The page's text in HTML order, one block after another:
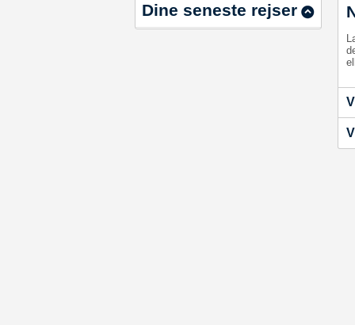
Dine seneste rejser